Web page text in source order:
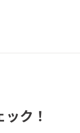
ック！